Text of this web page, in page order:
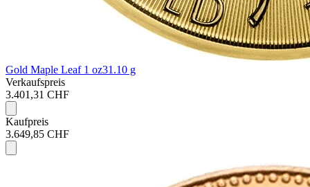
Gold Maple Leaf 1 oz31.10 g
Verkaufspreis
3.401,31 CHF
Kaufpreis
3.649,85 CHF